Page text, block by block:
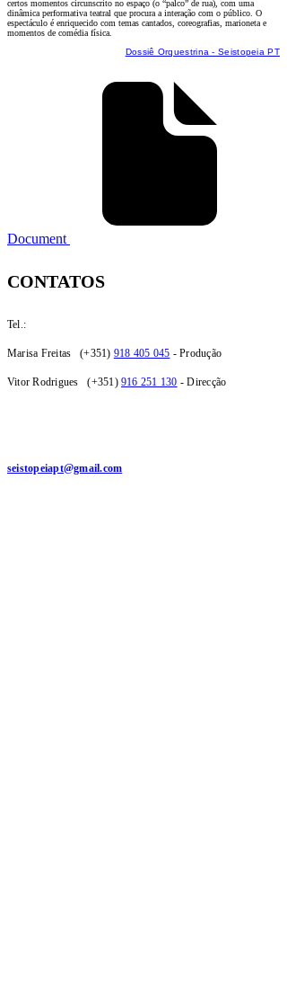
certos momentos circunscrito no espaço (o “palco” de rua), com uma
dinâmica performativa teatral que procura a interação com o público. O
espectáculo é enriquecido com temas cantados, coreografias, marioneta e
momentos de comédia física.
Dossiê Orquestrina - Seistopeia PT
Document
CONTATOS
Tel.:
Marisa Freitas (+351) 918 405 045 - Produção
Vitor Rodrigues (+351) 916 251 130 - Direcção
seistopeiapt@gmail.com